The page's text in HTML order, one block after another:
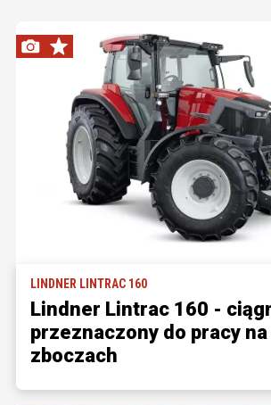
LINDNER LINTRAC 160
Lindner Lintrac 160 -
przeznaczony do pracy
zboczach